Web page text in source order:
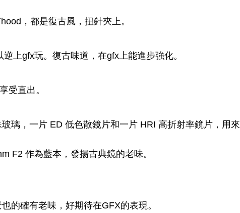
，都是復古風，扭針夾上。
上gfx玩。復古味道，在gfx上能進步強化。
受直出。
璃，一片 ED 低色散鏡片和一片 HRI 高折射率鏡片，用來
F2 作為藍本，發揚古典鏡的老味。
的確有老味，好期待在GFX的表現。